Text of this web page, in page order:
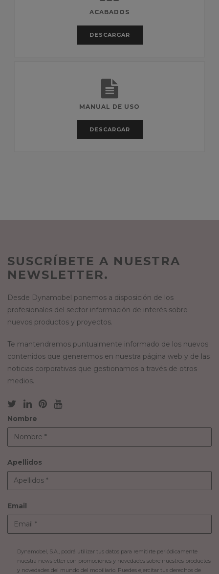
ACABADOS
DESCARGAR
MANUAL DE USO
DESCARGAR
SUSCRÍBETE A NUESTRA
NEWSLETTER.
Desde Dynamobel ponemos a disposición de los
profesionales del sector información de interés sobre
nuevos productos y proyectos.
Te mantendremos puntualmente informado de los nuevos
contenidos que generemos en nuestra página web y de las
noticias corporativas que gestionamos a través de otros
medios.
Nombre
Apellidos
Email
Dynamobel, S.A., podrá utilizar tus datos para remitirte periódicamente
nuestra newsletter con promociones y novedades sobre nuestros productos
y novedades del mundo del mobiliario. Puedes ejercitar tus derechos de